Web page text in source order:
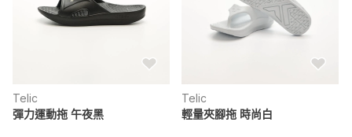
Telic
彈力運動拖 午夜黑
Telic
輕量夾腳拖 時尚白